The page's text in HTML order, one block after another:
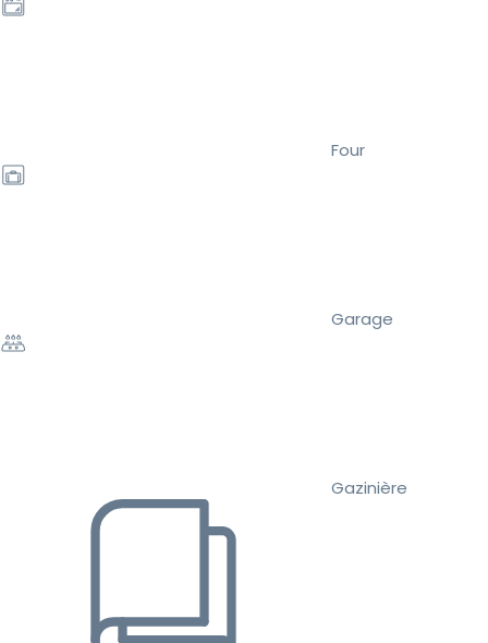
Four
Garage
Gazinière